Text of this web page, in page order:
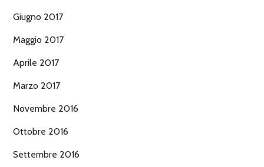
Giugno 2017
Maggio 2017
Aprile 2017
Marzo 2017
Novembre 2016
Ottobre 2016
Settembre 2016